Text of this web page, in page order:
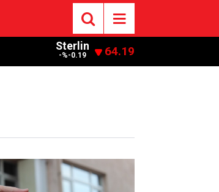
Sterlin
-%-0.19 64.19